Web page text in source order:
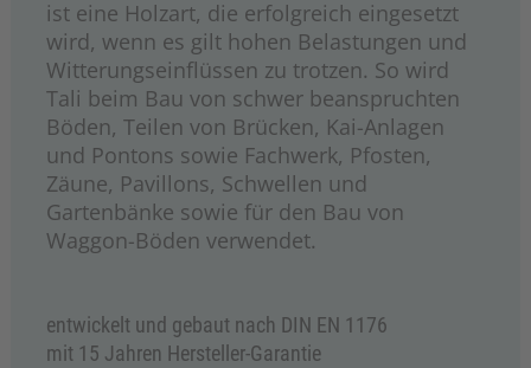
ist eine Holzart, die erfolgreich eingesetzt
wird, wenn es gilt hohen Belastungen und
Witterungseinflüssen zu trotzen. So wird
Tali beim Bau von schwer beanspruchten
Böden, Teilen von Brücken, Kai-Anlagen
und Pontons sowie Fachwerk, Pfosten,
Zäune, Pavillons, Schwellen und
Gartenbänke sowie für den Bau von
Waggon-Böden verwendet.
entwickelt und gebaut nach DIN EN 1176
mit 15 Jahren Hersteller-Garantie